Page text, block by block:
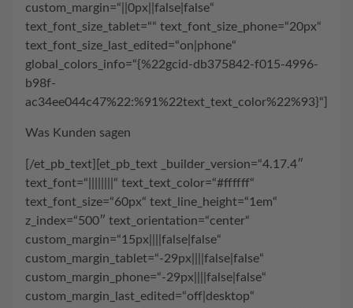
custom_margin=“||0px||false|false“
text_font_size_tablet=““ text_font_size_phone=“20px“
text_font_size_last_edited=“on|phone“
global_colors_info=“{%22gcid-db375842-f015-4996-
b98f-
ac34ee044c47%22:%91%22text_text_color%22%93}“]
Was Kunden sagen
[/et_pb_text][et_pb_text _builder_version=“4.17.4″
text_font=“||||||||“ text_text_color=“#ffffff“
text_font_size=“60px“ text_line_height=“1em“
z_index=“500″ text_orientation=“center“
custom_margin=“15px||||false|false“
custom_margin_tablet=“-29px||||false|false“
custom_margin_phone=“-29px||||false|false“
custom_margin_last_edited=“off|desktop“